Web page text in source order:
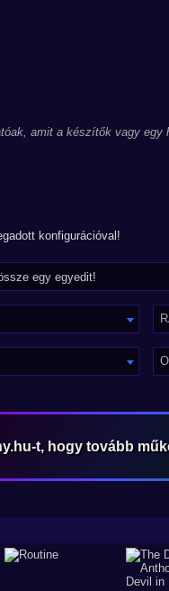
amit a készítők vagy egy
konfigurációval!
t, hogy tovább